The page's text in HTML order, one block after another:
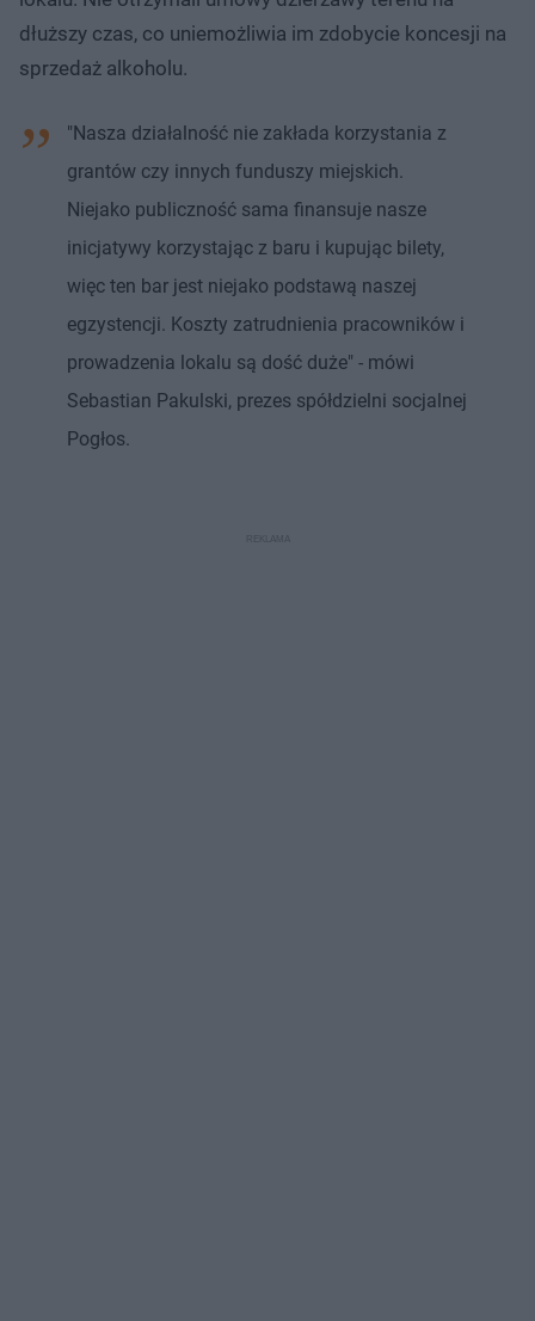
dłuższy czas, co uniemożliwia im zdobycie koncesji na
sprzedaż alkoholu.
"Nasza działalność nie zakłada korzystania z
grantów czy innych funduszy miejskich.
Niejako publiczność sama finansuje nasze
inicjatywy korzystając z baru i kupując bilety,
więc ten bar jest niejako podstawą naszej
egzystencji. Koszty zatrudnienia pracowników i
prowadzenia lokalu są dość duże" - mówi
Sebastian Pakulski, prezes spółdzielni socjalnej
Pogłos.